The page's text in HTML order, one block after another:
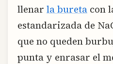
llenar la bureta con
estandarizada de
que no queden
punta y enrasar el